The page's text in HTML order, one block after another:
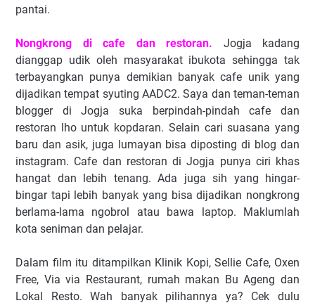
pantai.
Nongkrong di cafe dan restoran. Jogja kadang
dianggap udik oleh masyarakat ibukota sehingga tak
terbayangkan punya demikian banyak cafe unik yang
dijadikan tempat syuting AADC2. Saya dan teman-teman
blogger di Jogja suka berpindah-pindah cafe dan
restoran lho untuk kopdaran. Selain cari suasana yang
baru dan asik, juga lumayan bisa diposting di blog dan
instagram. Cafe dan restoran di Jogja punya ciri khas
hangat dan lebih tenang. Ada juga sih yang hingar-
bingar tapi lebih banyak yang bisa dijadikan nongkrong
berlama-lama ngobrol atau bawa laptop. Maklumlah
kota seniman dan pelajar.
Dalam film itu ditampilkan Klinik Kopi, Sellie Cafe, Oxen
Free, Via via Restaurant, rumah makan Bu Ageng dan
Lokal Resto. Wah banyak pilihannya ya? Cek dulu